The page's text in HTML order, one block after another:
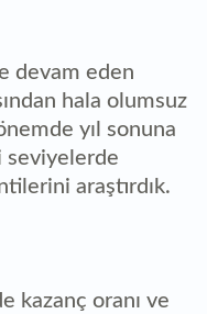
devam eden
hala olumsuz
yıl sonuna
seviyelerde
araştırdık.
kazanç oranı ve